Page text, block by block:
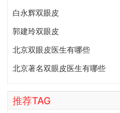
白永辉双眼皮
郭建玲双眼皮
北京双眼皮医生有哪些
北京著名双眼皮医生有哪些
推荐TAG